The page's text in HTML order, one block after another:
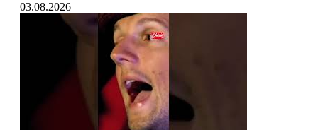
03.08.2026